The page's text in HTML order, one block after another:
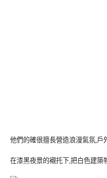
他們的確很擅長營造浪漫氣氛,
在漆黑夜景的襯托下,把白色建築